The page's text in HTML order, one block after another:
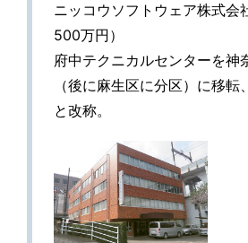
ニッコウソフトウェア株式会
500万円）
府中テクニカルセンターを神
（後に麻生区に分区）に移
と改称。